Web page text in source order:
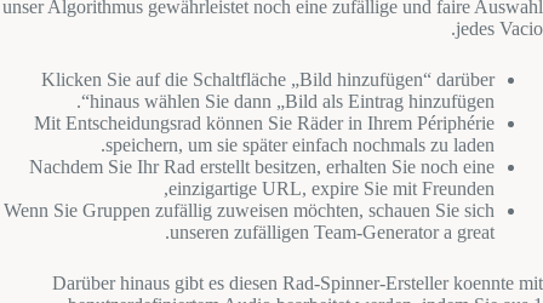
unser Algorithmus gewährleistet noch eine zufällige und faire Auswahl
jedes Vacio.
Klicken Sie auf die Schaltfläche „Bild hinzufügen“ darüber
hinaus wählen Sie dann „Bild als Eintrag hinzufügen“.
Mit Entscheidungsrad können Sie Räder in Ihrem Périphérie
speichern, um sie später einfach nochmals zu laden.
Nachdem Sie Ihr Rad erstellt besitzen, erhalten Sie noch eine
einzigartige URL, expire Sie mit Freunden,
Wenn Sie Gruppen zufällig zuweisen möchten, schauen Sie sich
unseren zufälligen Team-Generator a great.
Darüber hinaus gibt es diesen Rad-Spinner-Ersteller koennte mit